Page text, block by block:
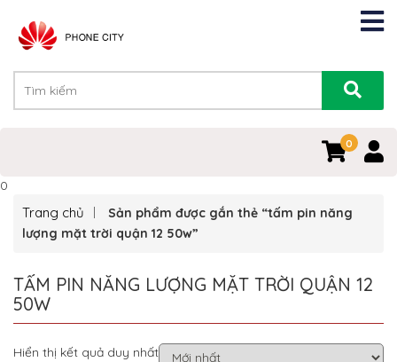
0
0
Trang chủ
Sản phẩm được gắn thẻ “tấm pin năng
lượng mặt trời quận 12 50w”
TẤM PIN NĂNG LƯỢNG MẶT TRỜI QUẬN 12
50W
Hiển thị kết quả duy nhất